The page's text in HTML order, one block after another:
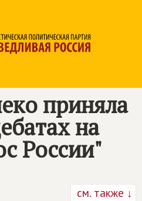
приняла
на
России"
см. также ↓